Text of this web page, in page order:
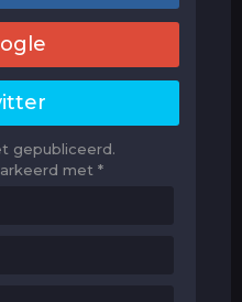
gepubliceerd.
met *